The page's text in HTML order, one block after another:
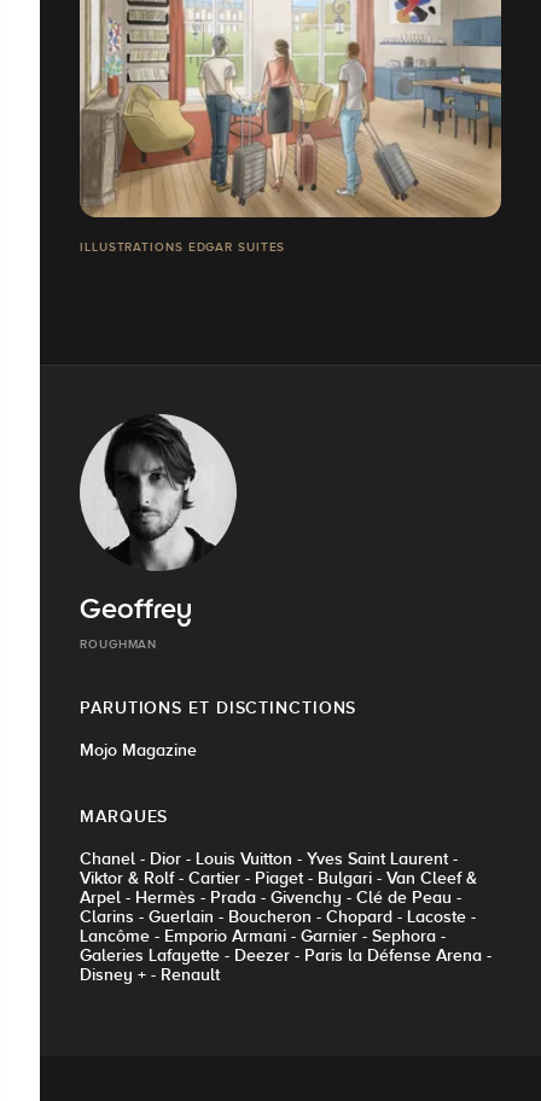
ILLUSTRATIONS EDGAR SUITES
Geoffrey
ROUGHMAN
PARUTIONS ET DISCTINCTIONS
Mojo Magazine
MARQUES
Chanel - Dior - Louis Vuitton - Yves Saint Laurent -
Viktor & Rolf - Cartier - Piaget - Bulgari - Van Cleef &
Arpel - Hermès - Prada - Givenchy - Clé de Peau -
Clarins - Guerlain - Boucheron - Chopard - Lacoste -
Lancôme - Emporio Armani - Garnier - Sephora -
Galeries Lafayette - Deezer - Paris la Défense Arena -
Disney + - Renault